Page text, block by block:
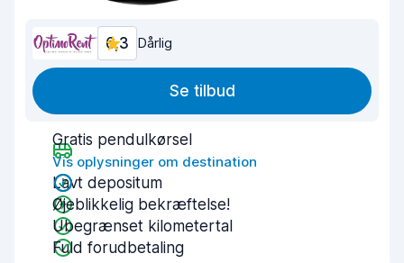
6,3 Dårlig
Se tilbud
Gratis pendulkørsel
Vis oplysninger om destination
Lavt depositum
Øjeblikkelig bekræftelse!
Ubegrænset kilometertal
Fuld forudbetaling